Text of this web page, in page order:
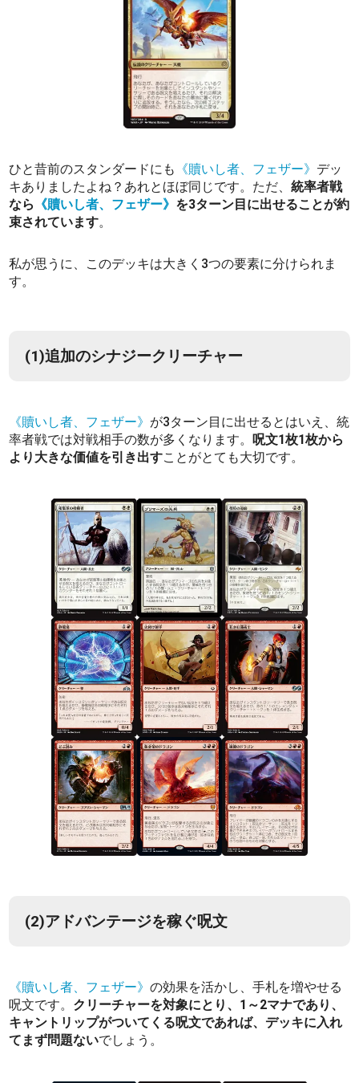
ひと昔前のスタンダードにも 《贖いし者、フェザー》 デッ
キありましたよね？あれとほぼ同じです。ただ、統率者戦
なら 《贖いし者、フェザー》 を3ターン目に出せることが約
束されています。
私が思うに、このデッキは大きく3つの要素に分けられま
す。
(1)追加のシナジークリーチャー
《贖いし者、フェザー》 が3ターン目に出せるとはいえ、統
率者戦では対戦相手の数が多くなります。呪文1枚1枚から
より大きな価値を引き出すことがとても大切です。
(2)アドバンテージを稼ぐ呪文
《贖いし者、フェザー》の効果を活かし、手札を増やせる
呪文です。 クリーチャーを対象にとり、1～2マナであり、
キャントリップがついてくる呪文であれば、デッキに入れ
てまず問題ないでしょう。